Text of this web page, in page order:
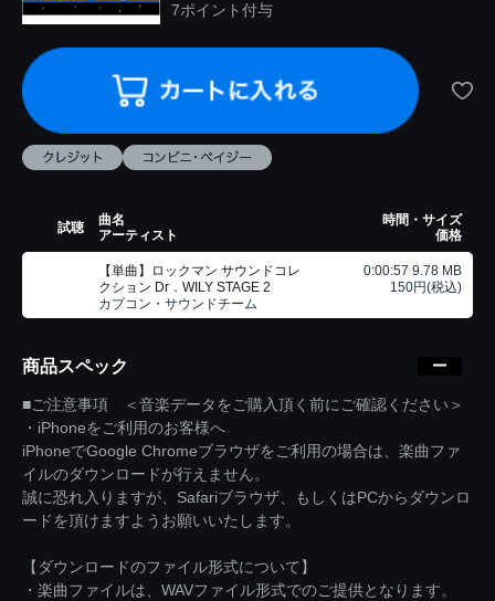
7ポイント付与
試聴
曲名
アーティスト
時間・サイズ
価格
【単曲】ロックマン サウンドコレ
クション Dr．WILY STAGE 2
カプコン・サウンドチーム
0:00:57 9.78 MB
150円(税込)
商品スペック
■ご注意事項 ＜音楽データをご購入頂く前にご確認ください＞
・iPhoneをご利用のお客様へ
iPhoneでGoogle Chromeブラウザをご利用の場合は、楽曲ファ
イルのダウンロードが行えません。
誠に恐れ入りますが、Safariブラウザ、もしくはPCからダウンロ
ードを頂けますようお願いいたします。
【ダウンロードのファイル形式について】
・楽曲ファイルは、WAVファイル形式でのご提供となります。